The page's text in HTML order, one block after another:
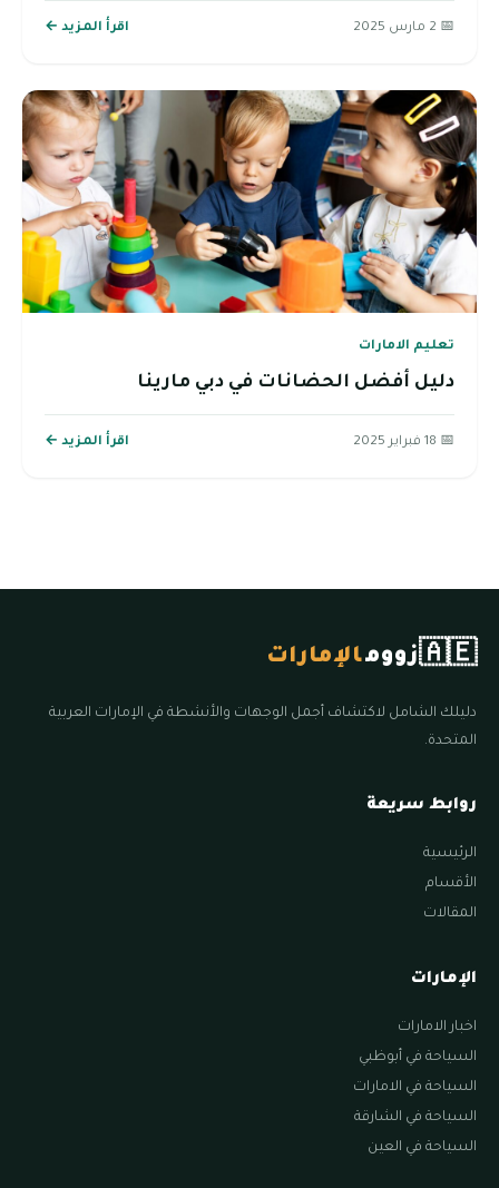
📅 2 مارس 2025 اقرأ المزيد ←
تعليم الامارات
دليل أفضل الحضانات في دبي مارينا
📅 18 فبراير 2025 اقرأ المزيد ←
🇦🇪زوومالإمارات
دليلك الشامل لاكتشاف أجمل الوجهات والأنشطة في الإمارات العربية
المتحدة.
روابط سريعة
الرئيسية
الأقسام
المقالات
الإمارات
اخبار الامارات
السياحة في أبوظبي
السياحة في الامارات
السياحة في الشارقة
السياحة في العين